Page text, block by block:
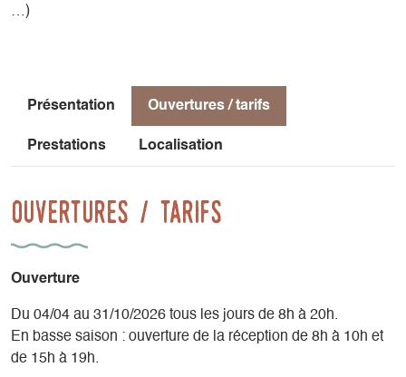
contribuer à cette volonté durant votre séjour.
…)
Présentation Ouvertures / tarifs
Prestations Localisation
Ouvertures / tarifs
Ouverture
Du 04/04 au 31/10/2026 tous les jours de 8h à 20h.
En basse saison : ouverture de la réception de 8h à 10h et
de 15h à 19h.